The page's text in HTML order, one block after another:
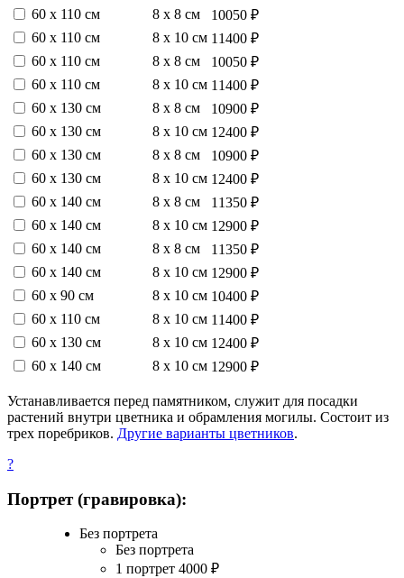
60 х 110 см
8 х 8 см
10050 ₽
60 х 110 см
8 х 10 см 11400 ₽
60 х 110 см
8 х 8 см
10050 ₽
60 х 110 см
8 х 10 см 11400 ₽
60 х 130 см
8 х 8 см
10900 ₽
60 х 130 см
8 х 10 см 12400 ₽
60 х 130 см
8 х 8 см
10900 ₽
60 х 130 см
8 х 10 см 12400 ₽
60 х 140 см
8 х 8 см
11350 ₽
60 х 140 см
8 х 10 см 12900 ₽
60 х 140 см
8 х 8 см
11350 ₽
60 х 140 см
8 х 10 см 12900 ₽
60 х 90 см
8 х 10 см 10400 ₽
60 х 110 см
8 х 10 см 11400 ₽
60 х 130 см
8 х 10 см 12400 ₽
60 х 140 см
8 х 10 см 12900 ₽
Устанавливается перед памятником, служит для посадки
растений внутри цветника и обрамления могилы. Состоит из
трех поребриков. Другие варианты цветников.
?
Портрет (гравировка):
Без портрета
Без портрета
1 портрет 4000 ₽